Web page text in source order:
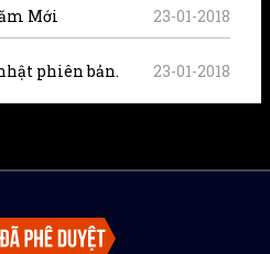
Mới 23-01-2018
phiên bản. 23-01-2018